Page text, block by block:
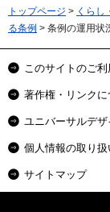
トップページ > くらし
る条例 > 条例の運用状
このサイトのご
著作権・リンクに
ユニバーサルデ
個人情報の取り扱
サイトマップ